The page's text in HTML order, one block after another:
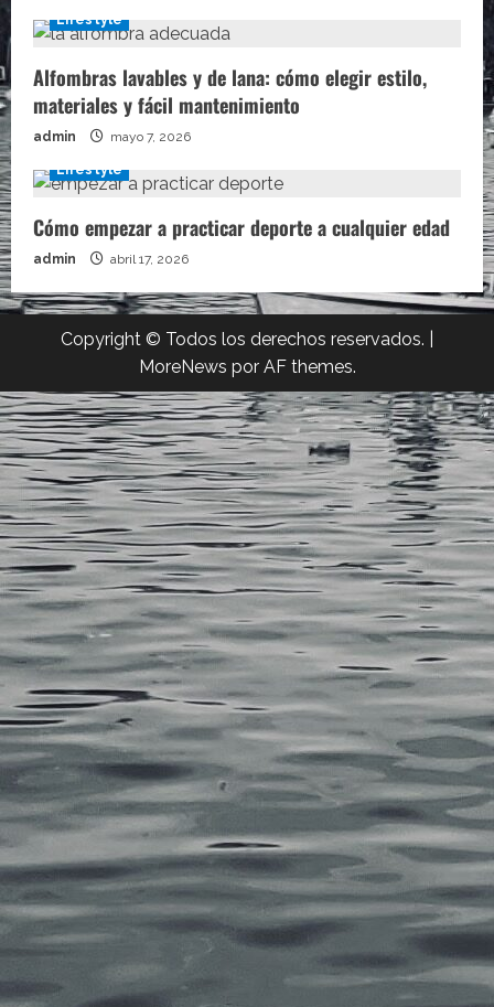
Lifestyle
Alfombras lavables y de lana: cómo elegir estilo,
materiales y fácil mantenimiento
admin mayo 7, 2026
Lifestyle
Cómo empezar a practicar deporte a cualquier edad
admin abril 17, 2026
Copyright © Todos los derechos reservados.
MoreNews por AF themes.